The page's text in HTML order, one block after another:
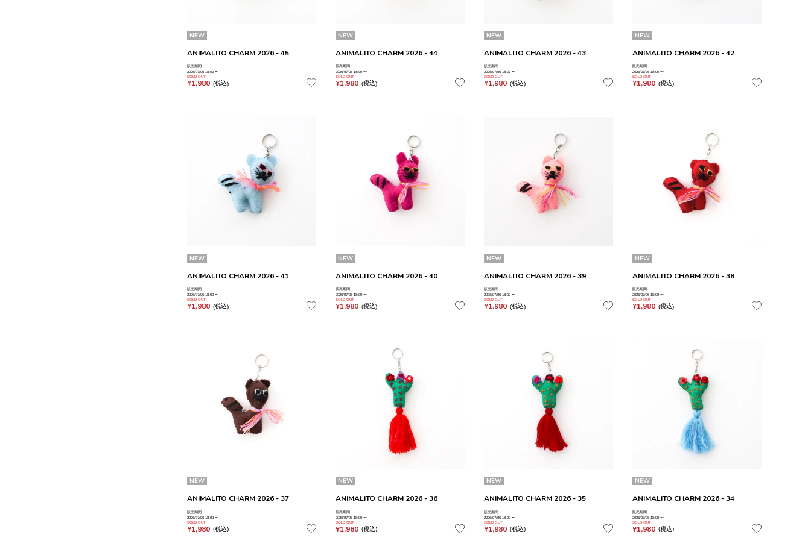
NEW
ANIMALITO CHARM 2026 - 45
販売期間
2026/07/06 18:00 〜
SOLD OUT
¥1,980 税込
NEW
ANIMALITO CHARM 2026 - 44
販売期間
2026/07/06 18:00 〜
SOLD OUT
¥1,980 税込
NEW
ANIMALITO CHARM 2026 - 43
販売期間
2026/07/06 18:00 〜
SOLD OUT
¥1,980 税込
NEW
ANIMALITO CHARM 2026 - 42
販売期間
2026/07/06 18:00 〜
SOLD OUT
¥1,980 税込
NEW
ANIMALITO CHARM 2026 - 41
販売期間
2026/07/06 18:00 〜
SOLD OUT
¥1,980 税込
NEW
ANIMALITO CHARM 2026 - 40
販売期間
2026/07/06 18:00 〜
SOLD OUT
¥1,980 税込
NEW
ANIMALITO CHARM 2026 - 39
販売期間
2026/07/06 18:00 〜
SOLD OUT
¥1,980 税込
NEW
ANIMALITO CHARM 2026 - 38
販売期間
2026/07/06 18:00 〜
SOLD OUT
¥1,980 税込
NEW
ANIMALITO CHARM 2026 - 37
販売期間
2026/07/06 18:00 〜
SOLD OUT
¥1,980 税込
NEW
ANIMALITO CHARM 2026 - 36
販売期間
2026/07/06 18:00 〜
SOLD OUT
¥1,980 税込
NEW
ANIMALITO CHARM 2026 - 35
販売期間
2026/07/06 18:00 〜
SOLD OUT
¥1,980 税込
NEW
ANIMALITO CHARM 2026 - 34
販売期間
2026/07/06 18:00 〜
SOLD OUT
¥1,980 税込